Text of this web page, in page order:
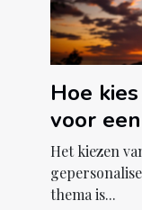
Hoe
voor
thema?
Het kiezen
thema is...